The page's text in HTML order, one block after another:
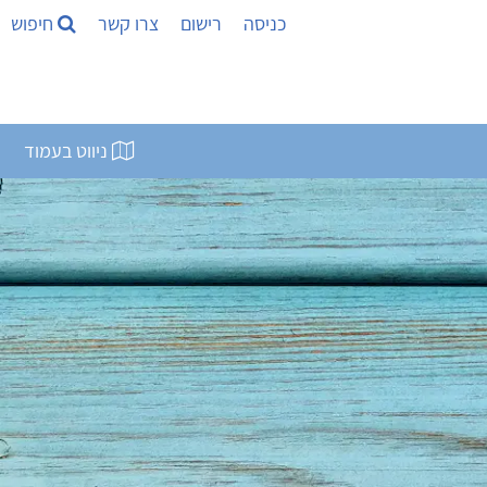
כניסה רישום צרו קשר חיפוש
ניווט בעמוד